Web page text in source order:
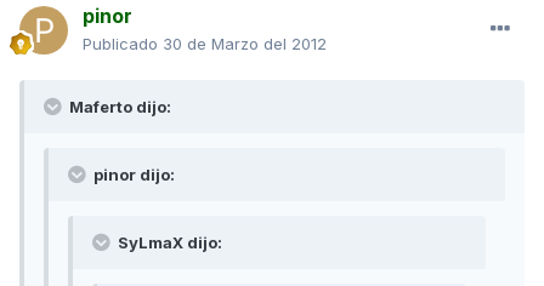
pinor
Publicado 30 de Marzo del 2012
Maferto dijo:
pinor dijo:
SyLmaX dijo: